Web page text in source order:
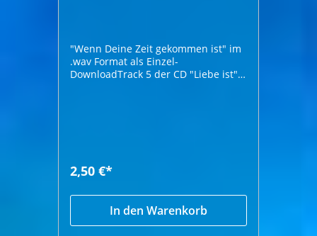
"Wenn Deine Zeit gekommen ist" im
.wav Format als Einzel-
DownloadTrack 5 der CD "Liebe ist"
2,50 €*
In den Warenkorb